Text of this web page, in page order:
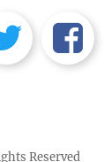
Reserved